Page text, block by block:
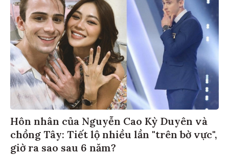
Hôn nhân của Nguyễn Cao Kỳ Duyên và
chồng Tây: Tiết lộ nhiều lần "trên bờ vực",
giờ ra sao sau 6 năm?